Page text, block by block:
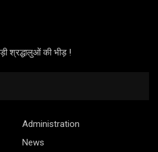
श्रद्धालुओं की भीड़ !
Administration
News